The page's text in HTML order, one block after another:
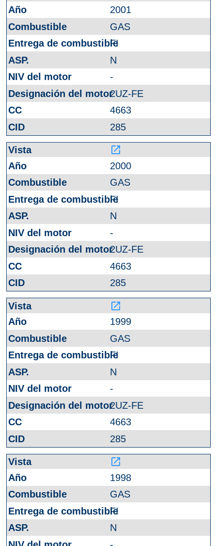
2001
GAS
FI
N
-
2UZ-FE
4663
285
launch
2000
GAS
FI
N
-
2UZ-FE
4663
285
launch
1999
GAS
FI
N
-
2UZ-FE
4663
285
launch
1998
GAS
FI
N